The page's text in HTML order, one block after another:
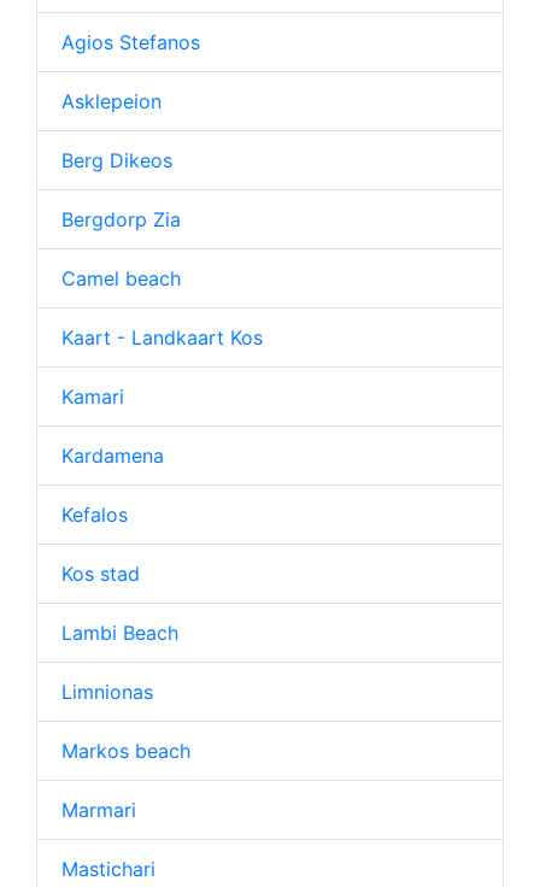
Agios Stefanos
Asklepeion
Berg Dikeos
Bergdorp Zia
Camel beach
Kaart - Landkaart Kos
Kamari
Kardamena
Kefalos
Kos stad
Lambi Beach
Limnionas
Markos beach
Marmari
Mastichari